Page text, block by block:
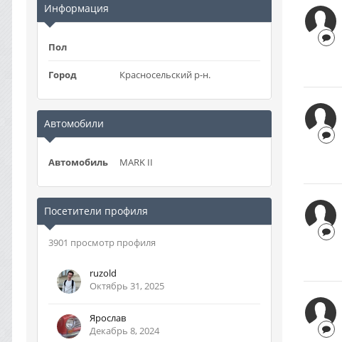
Информация
Пол
Город Красносельский р-н.
Автомобили
Автомобиль MARK II
Посетители профиля
3901 просмотр профиля
ruzold
Октябрь 31, 2025
Ярослав
Декабрь 8, 2024